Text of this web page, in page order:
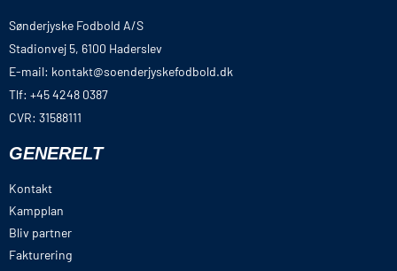
Sønderjyske Fodbold A/S
Stadionvej 5, 6100 Haderslev
E-mail: kontakt@soenderjyskefodbold.dk
Tlf: +45 4248 0387
CVR: 31588111
GENERELT
Kontakt
Kampplan
Bliv partner
Fakturering